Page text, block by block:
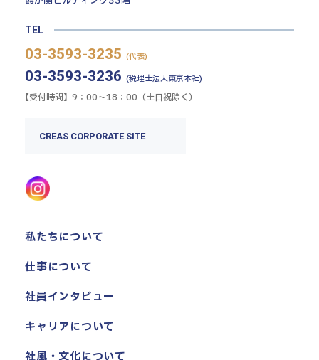
TEL
03-3593-3235 (代表)
03-3593-3236 (税理士法人東京本社)
【受付時間】9：00〜18：00（土日祝除く）
CREAS CORPORATE SITE
私たちについて
仕事について
社員インタビュー
キャリアについて
社風・文化について